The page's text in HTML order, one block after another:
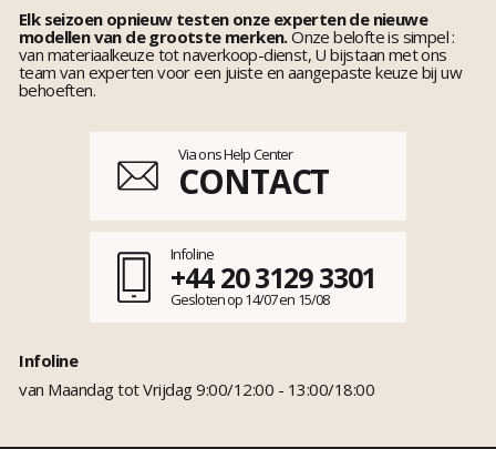
Elk seizoen opnieuw testen onze experten de nieuwe
modellen van de grootste merken.Onze belofte is simpel :
van materiaalkeuze tot naverkoop-dienst, U bijstaan met ons
team van experten voor een juiste en aangepaste keuze bij uw
behoeften.
Via ons Help Center
CONTACT
Infoline
+44 20 3129 3301
Gesloten op 14/07 en 15/08
Infoline
van Maandag tot Vrijdag 9:00/12:00 - 13:00/18:00